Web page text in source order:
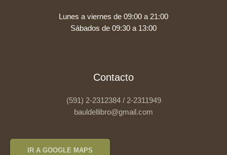
Lunes a viernes de 09:00 a 21:00
Sábados de 09:30 a 13:00
Contacto
(591) 2-2312384 / 2-2311949
bauldellibro@gmail.com
IR A GOOGLE MAPS